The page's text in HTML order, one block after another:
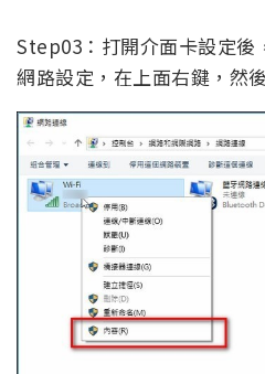
Step03：打開介面卡設定後
網路設定，在上面右鍵，然